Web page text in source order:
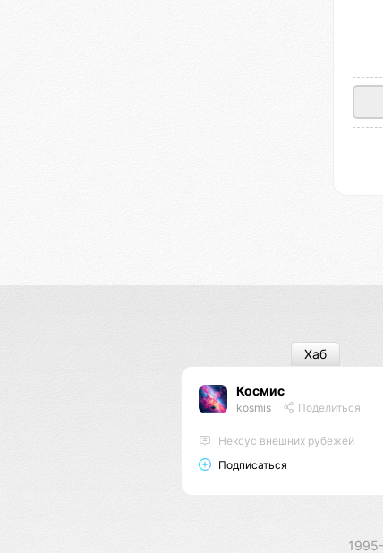
Космис
kosmis Поделиться
Нексус внешних рубежей
Подписаться
Хаб